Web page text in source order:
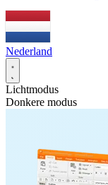
Nederland
Lichtmodus
Donkere modus